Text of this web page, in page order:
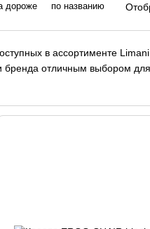
дороже по названию
в ассортименте
бренда отличным выбором